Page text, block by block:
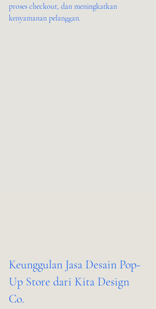
proses checkout, dan meningkatkan
kenyamanan pelanggan.
Keunggulan Jasa Desain Pop-
Up Store dari Kita Design
Co.